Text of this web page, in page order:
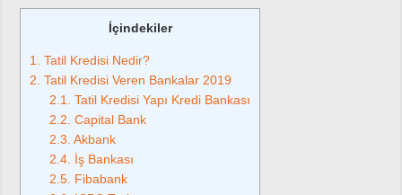
İçindekiler
1.
Tatil Kredisi Nedir?
2. Tatil Kredisi Veren Bankalar 2019
2.1.
Tatil Kredisi Yapı Kredi Bankası
2.2. Capital Bank
2.3. Akbank
2.4. İş Bankası
2.5. Fibabank